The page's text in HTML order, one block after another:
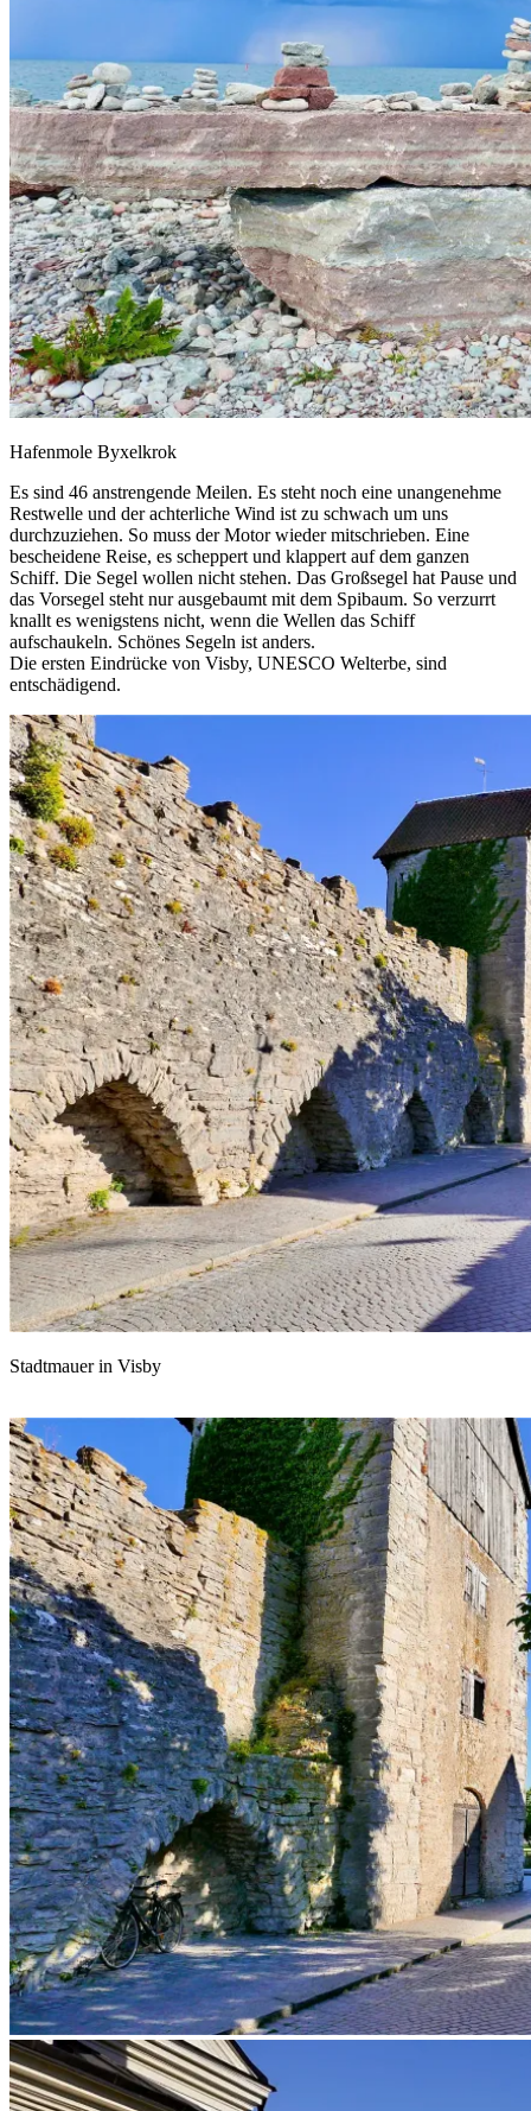
Hafenmole Byxelkrok
Es sind 46 anstrengende Meilen. Es steht noch eine unangenehme
Restwelle und der achterliche Wind ist zu schwach um uns
durchzuziehen. So muss der Motor wieder mitschrieben. Eine
bescheidene Reise, es scheppert und klappert auf dem ganzen
Schiff. Die Segel wollen nicht stehen. Das Großsegel hat Pause und
das Vorsegel steht nur ausgebaumt mit dem Spibaum. So verzurrt
knallt es wenigstens nicht, wenn die Wellen das Schiff
aufschaukeln. Schönes Segeln ist anders.
Die ersten Eindrücke von Visby, UNESCO Welterbe, sind
entschädigend.
Stadtmauer in Visby